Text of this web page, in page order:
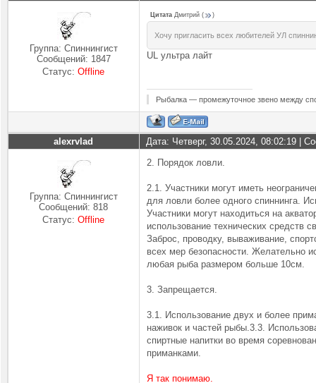
Группа: Спиннингист
Сообщений: 1847
Статус:Offline
Цитата Дмитрий ( )
Хочу пригласить всех любителей УЛ
UL ультра лайт
Рыбалка — промежуточное звено между
alexrvlad Дата: Четверг, 30.05.2024, 08:02:19 |
Группа: Спиннингист
Сообщений:818
Статус:Offline
2. Порядок ловли.
2.1. Участники могут иметь
для ловли более одного спиннинга.
Участники могут находиться на
использование технических средств
Заброс, проводку, вываживание,
всех мер безопасности. Желательно
любая рыба размером больше 10см.
3. Запрещается.
3.1. Использование двух и более
наживок и частей рыбы.3.3.
спиртные напитки во время
приманками.
Я так понимаю.